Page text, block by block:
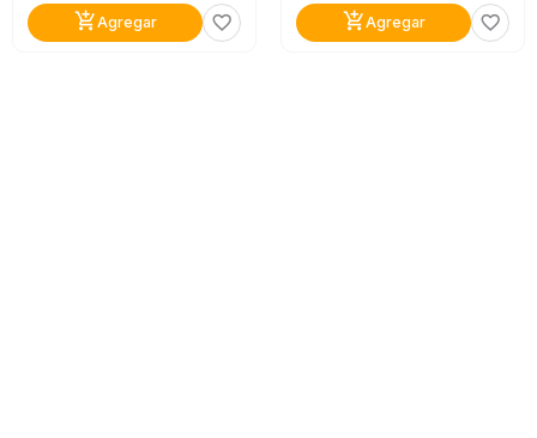
add_shopping_cartAgregar favorite_border add_shopping_cartAgregar favorite_border